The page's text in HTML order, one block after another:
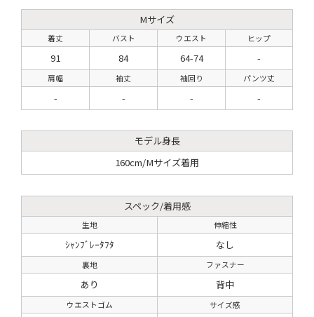
Mサイズ
着丈 バスト ウエスト ヒップ
91 84 64-74 -
肩幅 袖丈 袖回り パンツ丈
- - - -
モデル身長
160cm/Mサイズ着用
スペック/着用感
生地 伸縮性
ｼｬﾝﾌﾞﾚｰﾀﾌﾀ なし
裏地 ファスナー
あり 背中
ウエストゴム サイズ感